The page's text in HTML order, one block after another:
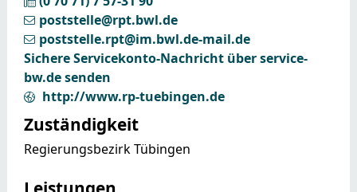
poststelle@rpt.bwl.de
poststelle.rpt@im.bwl.de-mail.de
Sichere Servicekonto-Nachricht über service-
bw.de senden
http://www.rp-tuebingen.de
Zuständigkeit
Regierungsbezirk Tübingen